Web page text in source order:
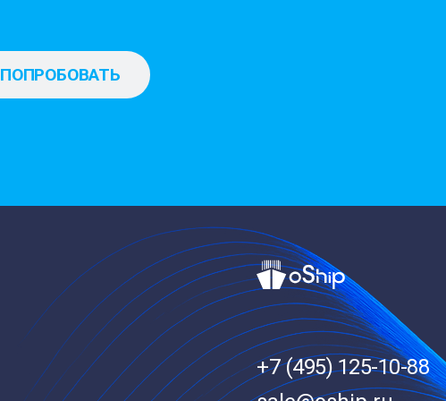
ПОПРОБОВАТЬ
+7 (495) 125-10-88